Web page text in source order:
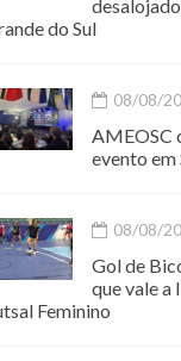
do Sul
08/08/
AMEOSC
evento
08/08/
Gol de
que vale a
Feminino